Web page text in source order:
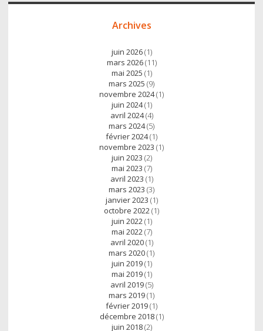
Archives
juin 2026(1)
mars 2026(11)
mai 2025 (1)
mars 2025 (9)
novembre 2024(1)
juin 2024(1)
avril 2024(4)
mars 2024(5)
février 2024(1)
novembre 2023 (1)
juin 2023 (2)
mai 2023 (7)
avril 2023 (1)
mars 2023 (3)
janvier 2023 (1)
octobre 2022(1)
juin 2022(1)
mai 2022(7)
avril 2020(1)
mars 2020(1)
juin 2019(1)
mai 2019(1)
avril 2019(5)
mars 2019(1)
février 2019(1)
décembre 2018(1)
juin 2018(2)